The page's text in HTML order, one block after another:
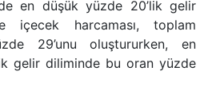
en düşük yüzde 20’lik gelir
içecek harcaması, toplam
29’unu oluştururken, en
gelir diliminde bu oran yüzde